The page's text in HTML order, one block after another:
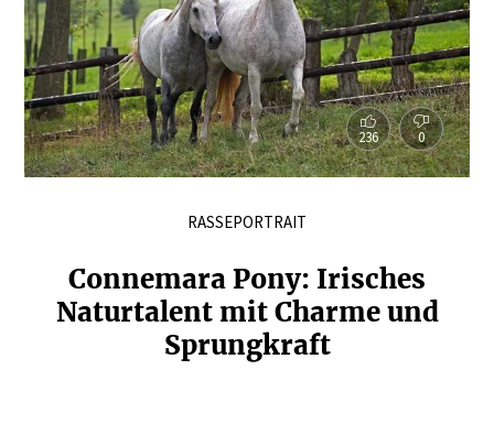
236 0
RASSEPORTRAIT
Connemara Pony: Irisches
Natur­talent mit Charme und
Sprung­kraft